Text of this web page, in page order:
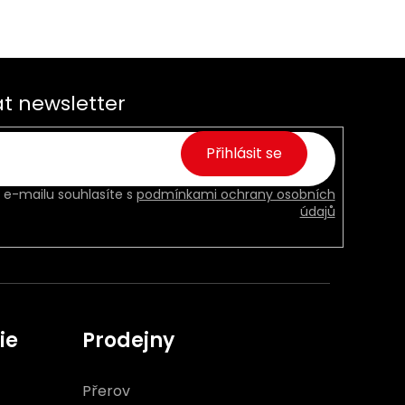
newsletter
e-mailu souhlasíte s podmínkami ochrany osobních
údajů
Přihlásit se
Prodejny
Přerov